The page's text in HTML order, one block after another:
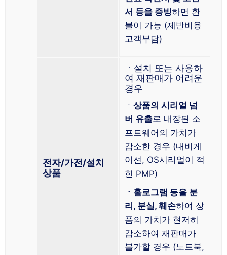
서 등을 증빙하면 환
불이 가능 (제반비용
고객부담)
전자/가전/설치
상품
ㆍ설치 또는 사용하
여 재판매가 어려운
경우
ㆍ 상품의 시리얼 넘
버 유출로 내장된 소
프트웨어의 가치가
감소한 경우 (내비게
이션, OS시리얼이 적
힌 PMP)
ㆍ홀로그램 등을 분
리, 분실, 훼손하여 상
품의 가치가 현저히
감소하여 재판매가
불가할 경우 (노트북,